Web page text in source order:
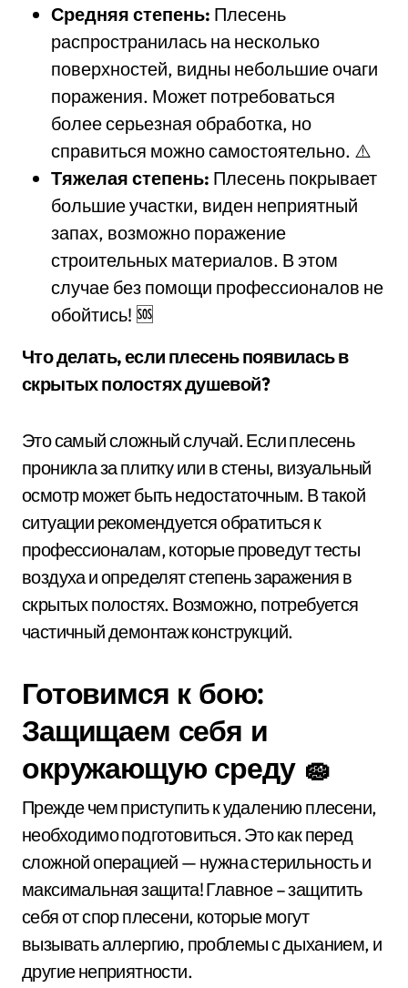
Средняя степень: Плесень
распространилась на несколько
поверхностей, видны небольшие очаги
поражения. Может потребоваться
более серьезная обработка, но
справиться можно самостоятельно. ⚠️
Тяжелая степень: Плесень покрывает
большие участки, виден неприятный
запах, возможно поражение
строительных материалов. В этом
случае без помощи профессионалов не
обойтись! 🆘
Что делать, если плесень появилась в
скрытых полостях душевой?
Это самый сложный случай. Если плесень
проникла за плитку или в стены, визуальный
осмотр может быть недостаточным. В такой
ситуации рекомендуется обратиться к
профессионалам, которые проведут тесты
воздуха и определят степень заражения в
скрытых полостях. Возможно, потребуется
частичный демонтаж конструкций.
Готовимся к бою:
Защищаем себя и
окружающую среду 🧽
Прежде чем приступить к удалению плесени,
необходимо подготовиться. Это как перед
сложной операцией — нужна стерильность и
максимальная защита! Главное – защитить
себя от спор плесени, которые могут
вызывать аллергию, проблемы с дыханием, и
другие неприятности.